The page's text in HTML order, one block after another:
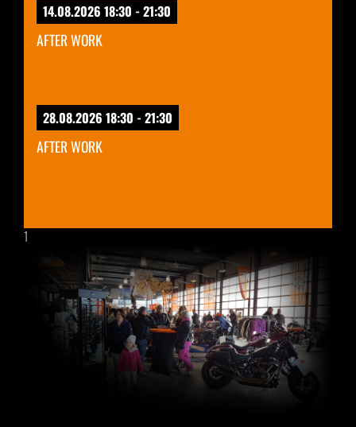
14.08.2026 18:30 - 21:30
AFTER WORK
28.08.2026 18:30 - 21:30
AFTER WORK
1